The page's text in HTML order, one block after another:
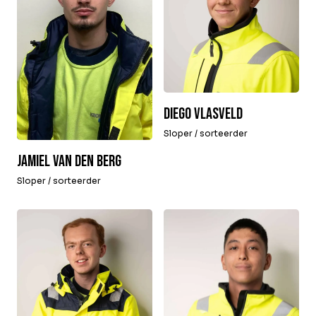
Jamiel van den Berg
Sloper / sorteerder
Diego Vlasveld
Sloper / sorteerder